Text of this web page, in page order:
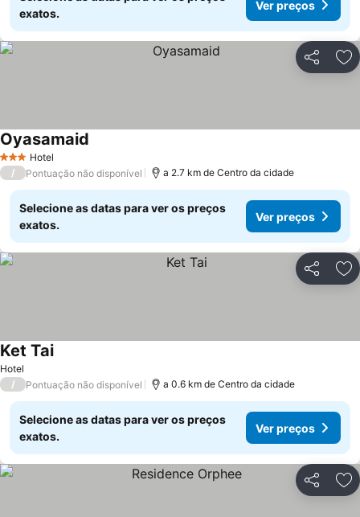
exatos.
Ver preços
Partilhar
3 EstrelasHotel
Oyasamaid
/ Pontuação não disponível a 2.7 km de Centro da cidade
Selecione as datas para ver os preços
exatos.
Ver preços
Partilhar
Hotel
Ket Tai
/ Pontuação não disponível a 0.6 km de Centro da cidade
Selecione as datas para ver os preços
exatos.
Ver preços
Partilhar